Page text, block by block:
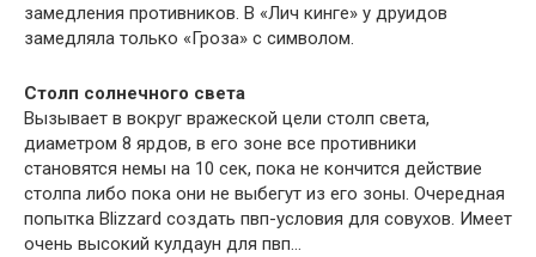
замедления противников. В «Лич кинге» у друидов
замедляла только «Гроза» с символом.
Столп солнечного света
Вызывает в вокруг вражеской цели столп света,
диаметром 8 ярдов, в его зоне все противники
становятся немы на 10 сек, пока не кончится действие
столпа либо пока они не выбегут из его зоны. Очередная
попытка Blizzard создать пвп-условия для совухов. Имеет
очень высокий кулдаун для пвп…